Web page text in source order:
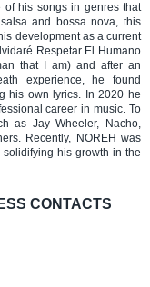
his songs in genres that
and bossa nova, this
development as a current
Respetar El Humano
that I am) and after an
experience, he found
his own lyrics. In 2020 he
career in music. To
as Jay Wheeler, Nacho,
Recently, NOREH was
his growth in the
CONTACTS